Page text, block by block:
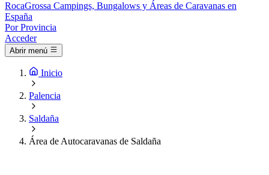
RocaGrossa Campings, Bungalows y Áreas de Caravanas en
España
Por Provincia
Acceder
Abrir menú
Inicio
Palencia
Saldaña
Área de Autocaravanas de Saldaña